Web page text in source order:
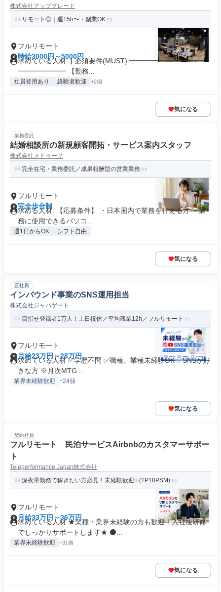
株式会社アップグレード
リモート◎｜週15h〜・副業OK
フルリモート
時給3000円～5000円
求めている人材 ▏必須要件(MUST) ━━━━━━━━━━━
━━━━━━━ 【勤務...
社員登用あり 経験者歓迎 +2個
気になる
業務委託
結婚相談所の新規顧客開拓・サービス案内スタッフ
株式会社メドゥーサ
完全在宅・業務委託／成果報酬型の営業業務
フルリモート
完全歩合制
求める人材: 【応募条件】 ・日本国内で業務を行える方 ・業
務に使用できるパソコ...
週1日からOK シフト自由
気になる
正社員
インバウンド事業のSNS運用担当
株式会社ジャパゲート
目指せ登録者1万人！土日祝休／平均残業12h／フルリモート
フルリモート
月給23万円～28万円
求めている人材 ✅学歴不問 ✅職種、業種未経験OK ✅SNSが好
きな方 ※月次MTG...
業界未経験歓迎 +24個
気になる
契約社員
フルリモート 民泊サービスAirbnbのカスタマーサポー
ト
Teleperformance Japan株式会社
深夜帯勤務で稼ぎたい方必見！未経験歓迎✨(TP18PSM)
フルリモート
月給33万円～36万円
求めている人材 ★業種・業界未経験の方も歓迎！入社後研修
でしっかりサポートします★ ⚫...
業界未経験歓迎 +31個
気になる